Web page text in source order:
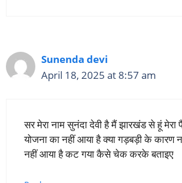
Sunenda devi
April 18, 2025 at 8:57 am
सर मेरा नाम सुनंदा देवी है मैं झारखंड से हूं मेरा
योजना का नहीं आया है क्या गड़बड़ी के कारण
नहीं आया है कट गया कैसे चेक करके बताइए